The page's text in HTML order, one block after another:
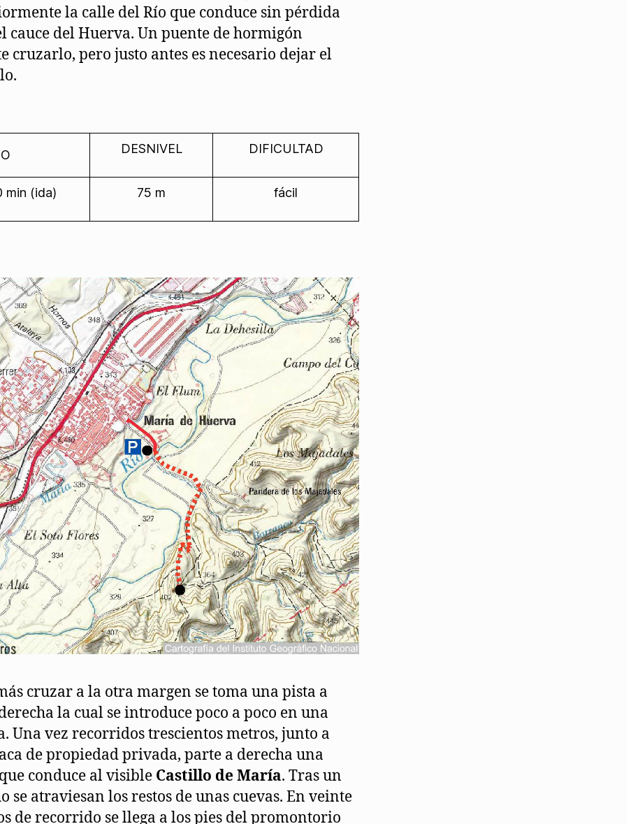
la calle del Río que conduce sin pérdida
cauce del Huerva. Un puente de hormigón
cruzarlo, pero justo antes es necesario dejar el
DESNIVEL DIFICULTAD
min (ida) 75 m fácil
cruzar a la otra margen se toma una pista a
la cual se introduce poco a poco en una
Una vez recorridos trescientos metros, junto a
de propiedad privada, parte a derecha una
conduce al visible Castillo de María. Tras un
se atraviesan los restos de unas cuevas. En veinte
de recorrido se llega a los pies del promontorio